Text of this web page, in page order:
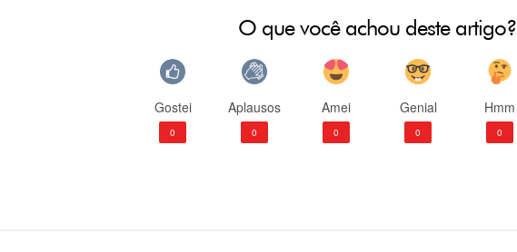
O que você achou deste artigo?
Gostei
0
Aplausos
0
Amei
0
Genial
0
Hmm
0